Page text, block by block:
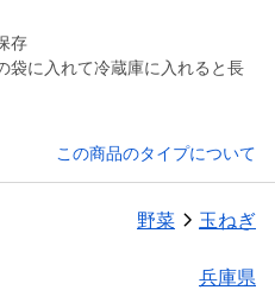
存
袋に入れて冷蔵庫に入れると長
この商品のタイプについて
野菜 玉ねぎ
兵庫県